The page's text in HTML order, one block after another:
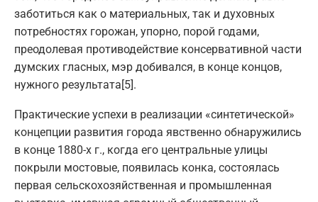
заботиться как о материальных, так и духовных
потребностях горожан, упорно, порой годами,
преодолевая противодействие консервативной части
думских гласных, мэр добивался, в конце концов,
нужного результата[5].
Практические успехи в реализации «синтетической»
концепции развития города явственно обнаружились
в конце 1880-х г., когда его центральные улицы
покрыли мостовые, появилась конка, состоялась
первая сельскохозяйственная и промышленная